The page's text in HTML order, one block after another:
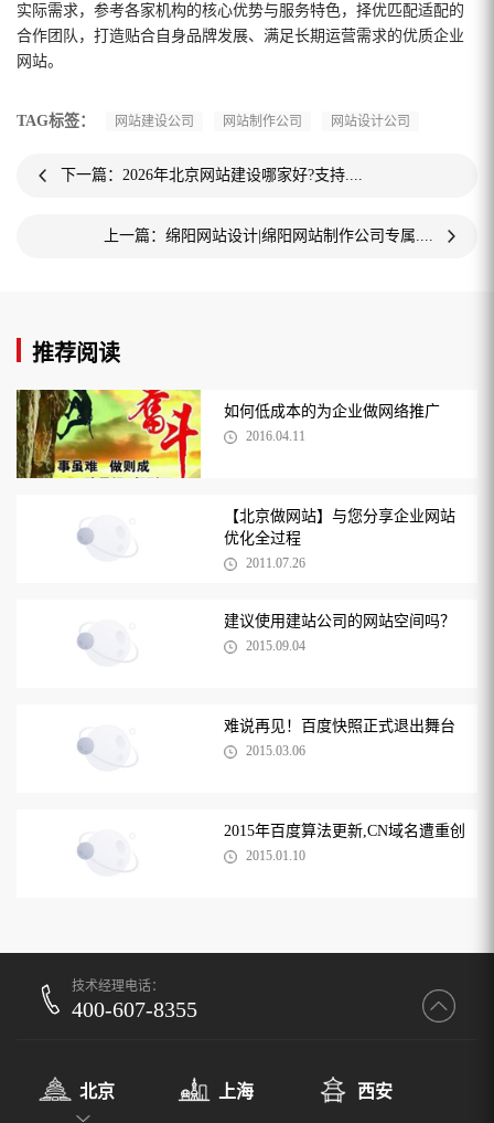
实际需求，参考各家机构的核心优势与服务特色，择优匹配适配的
合作团队，打造贴合自身品牌发展、满足长期运营需求的优质企业
网站。
TAG标签： 网站建设公司 网站制作公司 网站设计公司
下一篇：2026年北京网站建设哪家好?支持....
上一篇：绵阳网站设计|绵阳网站制作公司专属....
推荐阅读
如何低成本的为企业做网络推广
2016.04.11
【北京做网站】与您分享企业网站
优化全过程
2011.07.26
建议使用建站公司的网站空间吗？
2015.09.04
难说再见！百度快照正式退出舞台
2015.03.06
2015年百度算法更新,CN域名遭重创
2015.01.10
技术经理电话：
400-607-8355
北京 上海 西安